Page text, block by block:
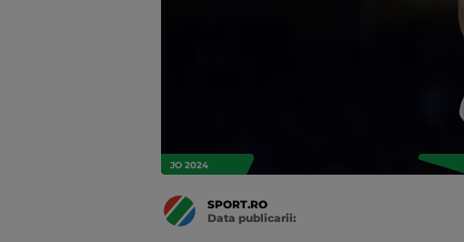
JO 2024
SPORT.RO
Data publicarii: